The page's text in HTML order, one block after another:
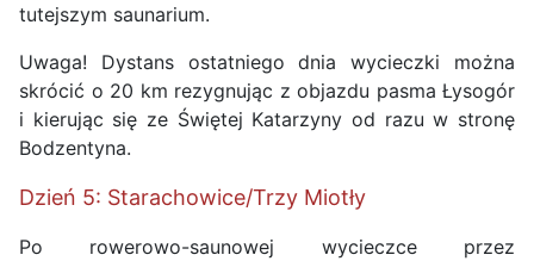
tutejszym saunarium.
Uwaga! Dystans ostatniego dnia wycieczki można
skrócić o 20 km rezygnując z objazdu pasma Łysogór
i kierując się ze Świętej Katarzyny od razu w stronę
Bodzentyna.
Dzień 5: Starachowice/Trzy Miotły
Po rowerowo-saunowej wycieczce przez